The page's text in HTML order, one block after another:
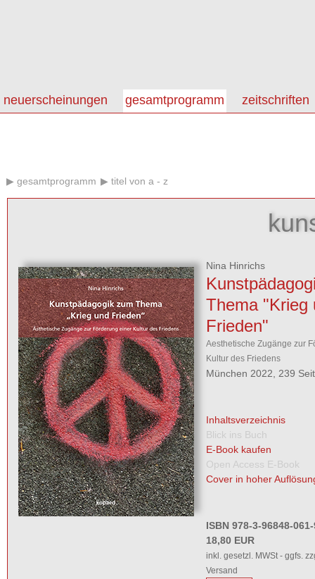
neuerscheinungen gesamtprogramm zeitschriften
gesamtprogramm titel von a - z
Nina Hinrichs
Thema "Krieg
Frieden"
Aesthetische Zugänge zur
Kultur des Friedens
München 2022, 239
Inhaltsverzeichnis
Blick ins Buch
E-Book kaufen
Open Access E-Book
Cover in hoher
ISBN 978-3-96848-
18,80 EUR
inkl. gesetzl. MWSt - ggfs.
Versand